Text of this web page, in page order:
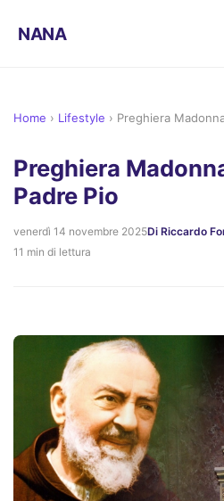
NANA
Home › Lifestyle › Preghiera
Preghiera
Padre Pio
venerdì 14 novembre 2025Di Riccardo
11 min di lettura